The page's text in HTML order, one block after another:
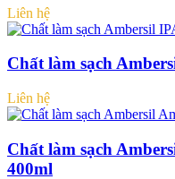
Liên hệ
Chất làm sạch
Liên hệ
Chất làm sạch
400ml